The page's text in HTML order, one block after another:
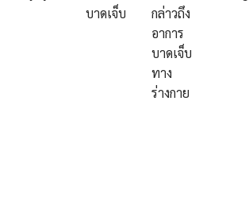
บาดเจ็บ
กล่าวถึง
อาการ
บาดเจ็บ
ทาง
ร่างกาย